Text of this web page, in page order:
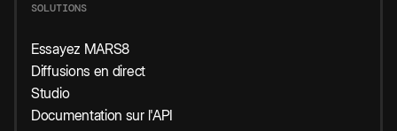
SOLUTIONS
Essayez MARS8
Diffusions en direct
Studio
Documentation sur l'API